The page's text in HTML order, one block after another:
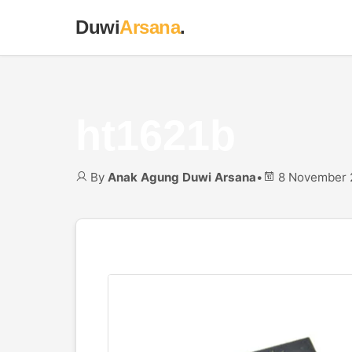
DuwiArsana.
By Anak Agung Duwi Arsana• 8 November